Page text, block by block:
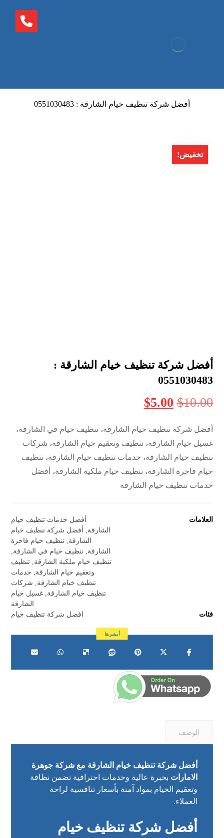
أفضل شركة تنظيف خيام الشارقة : 0551030483
تخفيض!
أفضل شركة تنظيف خيام الشارقة :
0551030483
$10.00
$5.00
أفضل شركة تنظيف خيام الشارقة، تنظيف خيام في الشارقة،
غسيل خيام الشارقة، تنظيف وتعقيم خيام الشارقة، شركات
تنظيف خيام الشارقة، خدمات تنظيف خيام الشارقة، تنظيف
خيام فاخرة الشارقة، تنظيف خيام ملكية الشارقة، أفضل
خدمات تنظيف خيام الشارقة
العلامات
أفضل خدمات تنظيف خيام
الشارقة
أفضل شركة تنظيف خيام
الشارقة تنظيف خيام فاخرة
الشارقة تنظيف خيام في الشارقة
تنظيف خيام ملكية الشارقة تنظيف
وتعقيم خيام الشارقة
خدمات
تنظيف خيام الشارقة
شركات
تنظيف خيام الشارقة غسيل خيام
الشارقة
فئات
افضل شركة تنظيف خيام
الوصف
أفضل شركة تنظيف خيام الشارقة مع شركةجوهرة
الامارات بخبرة عالية وخدمات احترافية تضمن نظافة
وتعقيم الخيام بمواد آمنة بأسعار تنافسية لراحة
العملاء.
أفضل شركة تنظيف خيام